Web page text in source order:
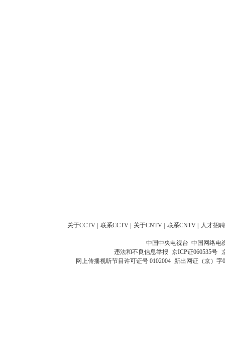
关于CCTV 联系CCTV 关于CNTV 联系CNTV 人才招聘
中国中央电视台 中国网络电
违法和不良信息举报 京ICP证060535号
网上传播视听节目许可证号 0102004 新出网证（京）